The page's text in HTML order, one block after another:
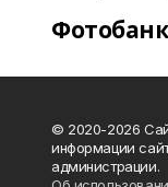
© 2020-2026
информации
администрации.